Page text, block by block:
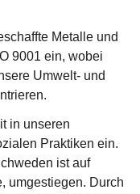
Metalle und
9001 ein, wobei
Umwelt- und
in unseren
Praktiken ein.
ist auf
umgestiegen. Durch